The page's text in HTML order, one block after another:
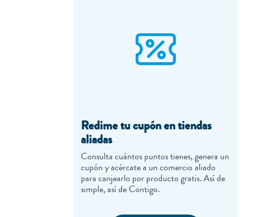
Redime tu cupón en tiendas
aliadas
Consulta cuántos puntos tienes, genera un
cupón y acércate a un comercio aliado
para canjearlo por producto gratis. Así de
simple, así de Contigo.